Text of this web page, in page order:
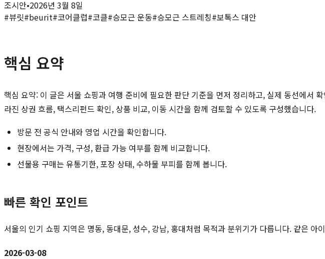
조시안•2026년 3월 8일
#뷰릿#beurit#코어클럽#코클#승모근 운동#승모근 스트레칭#보톡스 대안
핵심 요약
핵심 요약: 이 글은 서울 쇼핑과 여행 준비에 필요한 판단 기준을 먼저 정리하고, 실제 동선에서
라진 상권 흐름, 택스리펀드 확인, 상품 비교, 이동 시간을 함께 검토할 수 있도록 구성했습니다.
방문 전 공식 안내와 영업 시간을 확인합니다.
현장에서는 가격, 구성, 환급 가능 여부를 함께 비교합니다.
선물용 구매는 유통기한, 포장 상태, 수하물 부피를 함께 봅니다.
빠른 확인 포인트
서울의 인기 쇼핑 지역은 명동, 동대문, 성수, 강남, 홍대처럼 목적과 분위기가 다릅니다. 같은
2026-03-08